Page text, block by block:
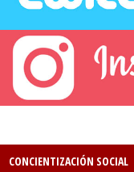
CONCIENTIZACIÓN SOCIAL